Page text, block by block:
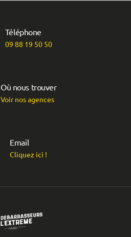
Téléphone
09 88 19 50 50
Où nous trouver
Voir nos agences
Email
Cliquez ici !